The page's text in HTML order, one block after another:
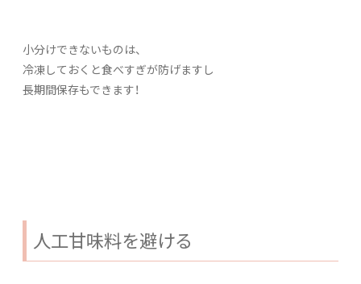
小分けできないものは、
冷凍しておくと食べすぎが防げますし
長期間保存もできます！
人工甘味料を避ける